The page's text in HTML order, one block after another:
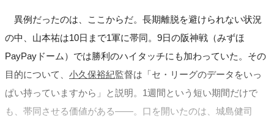
異例だったのは、ここからだ。長期離脱を避けられない状況
の中、山本祐は10日まで1軍に帯同。9日の阪神戦（みずほ
PayPayドーム）では勝利のハイタッチにも加わっていた。その
目的について、 小久保裕紀監督は「セ・リーグのデータをいっ
ぱい持っていますから」と説明。1週間という短い期間だけで
も、帯同させる価値がある――。口を開いたのは、城島健司